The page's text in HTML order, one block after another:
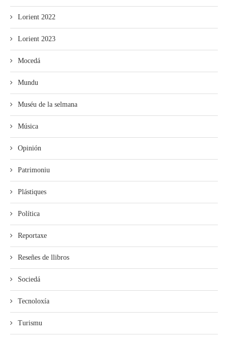
Lorient 2022
Lorient 2023
Mocedá
Mundu
Muséu de la selmana
Música
Opinión
Patrimoniu
Plástiques
Política
Reportaxe
Reseñes de llibros
Sociedá
Tecnoloxía
Turismu